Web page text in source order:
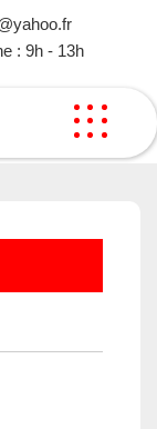
: 9h - 13h